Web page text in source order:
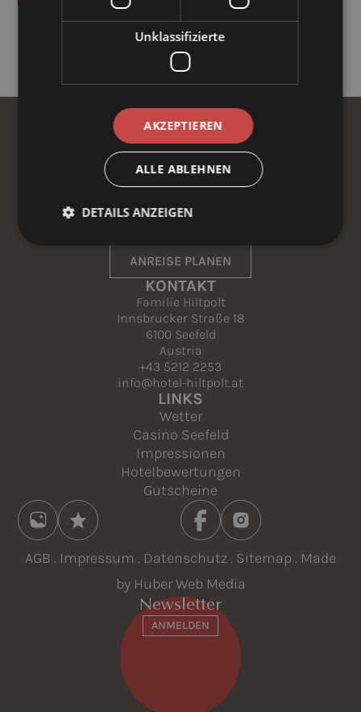
KONTAKT
Familie Hiltpolt
Innsbrucker Straße 18
6100 Seefeld
Austria
+43 5212 2253
info@hotel-hiltpolt.at
ANREISE PLANEN
LINKS
Wetter
Casino Seefeld
Impressionen
Hotelbewertungen
Gutscheine
AGB . Impressum . Datenschutz. Sitemap. Made
by Huber Web Media
Newsletter
ANMELDEN
Unklassifizierte
AKZEPTIEREN
ALLE ABLEHNEN
DETAILS ANZEIGEN